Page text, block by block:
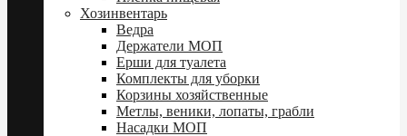
Хозинвентарь
Ведра
Держатели МОП
Ерши для туалета
Комплекты для уборки
Корзины хозяйственные
Метлы, веники, лопаты, грабли
Насадки МОП